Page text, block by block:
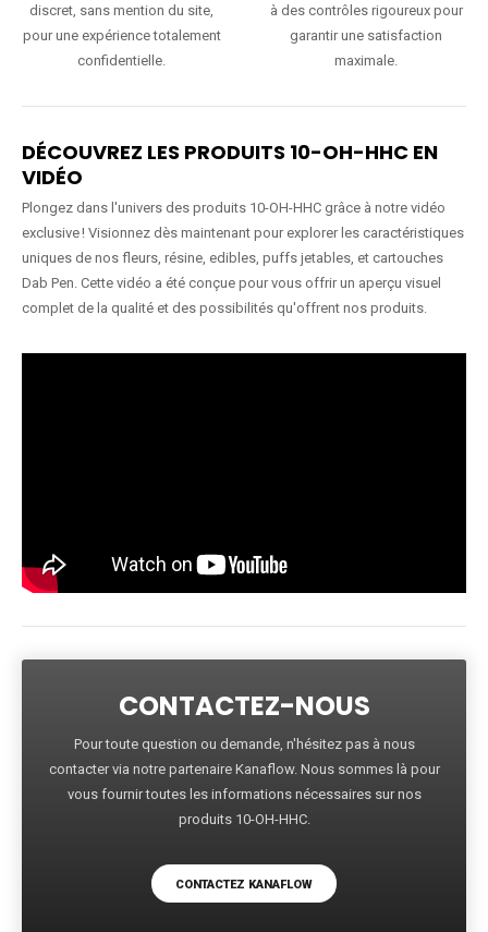
discret, sans mention du site,
pour une expérience totalement
confidentielle.
à des contrôles rigoureux pour
garantir une satisfaction
maximale.
DÉCOUVREZ LES PRODUITS 10-OH-HHC EN
VIDÉO
Plongez dans l'univers des produits 10-OH-HHC grâce à notre vidéo
exclusive ! Visionnez dès maintenant pour explorer les caractéristiques
uniques de nos fleurs, résine, edibles, puffs jetables, et cartouches
Dab Pen. Cette vidéo a été conçue pour vous offrir un aperçu visuel
complet de la qualité et des possibilités qu'offrent nos produits.
CONTACTEZ-NOUS
Pour toute question ou demande, n'hésitez pas à nous
contacter via notre partenaire Kanaflow. Nous sommes là pour
vous fournir toutes les informations nécessaires sur nos
produits 10-OH-HHC.
CONTACTEZ KANAFLOW